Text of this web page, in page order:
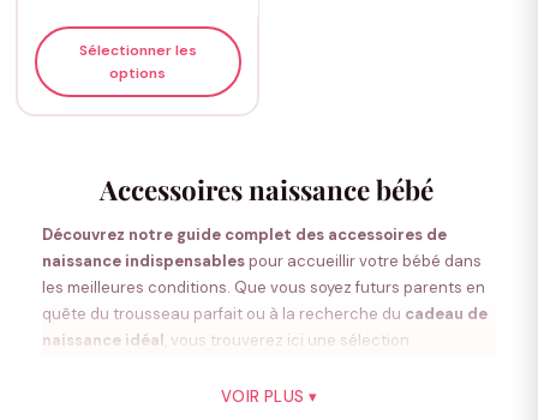
Sélectionner les
options
Accessoires naissance bébé
Découvrez notre guide complet des accessoires de
naissance indispensablespour accueillir votre bébé dans
les meilleures conditions. Que vous soyez futurs parents en
quête du trousseau parfait ou à la recherche du cadeau de
naissance idéal , vous trouverez ici une sélection
essentiels de votre nouveau-né.
VOIR PLUS ▾